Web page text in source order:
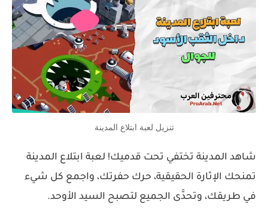
تنزيل لعبة ابتلاع المدينة
شاهد المدينة تختفي تحت قدميك! لعبة ابتلاع المدينة
تمنحك الإثارة الحقيقية، حرك حفرتك، واجمع كل شيء
في طريقك، وتحدَّى الجميع لتصبح السيد الأوحد.